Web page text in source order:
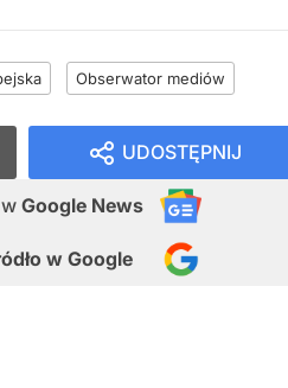
Obserwator mediów
UDOSTĘPNIJ
w Google News
w Google